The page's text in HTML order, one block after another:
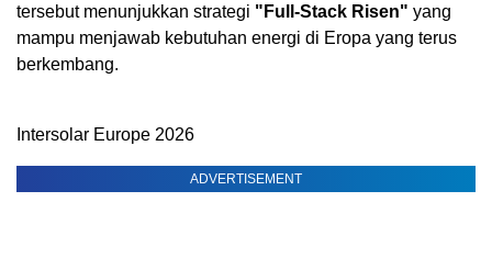
tersebut menunjukkan strategi "Full-Stack Risen" yang
mampu menjawab kebutuhan energi di Eropa yang terus
berkembang.
Intersolar Europe 2026
ADVERTISEMENT